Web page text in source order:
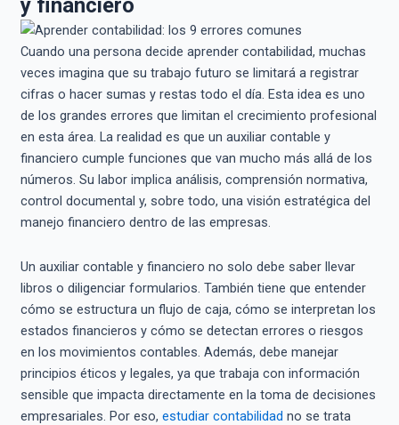
y financiero
Cuando una persona decide aprender contabilidad, muchas
veces imagina que su trabajo futuro se limitará a registrar
cifras o hacer sumas y restas todo el día. Esta idea es uno
de los grandes errores que limitan el crecimiento profesional
en esta área. La realidad es que un auxiliar contable y
financiero cumple funciones que van mucho más allá de los
números. Su labor implica análisis, comprensión normativa,
control documental y, sobre todo, una visión estratégica del
manejo financiero dentro de las empresas.
Un auxiliar contable y financiero no solo debe saber llevar
libros o diligenciar formularios. También tiene que entender
cómo se estructura un flujo de caja, cómo se interpretan los
estados financieros y cómo se detectan errores o riesgos
en los movimientos contables. Además, debe manejar
principios éticos y legales, ya que trabaja con información
sensible que impacta directamente en la toma de decisiones
empresariales. Por eso, estudiar contabilidad no se trata